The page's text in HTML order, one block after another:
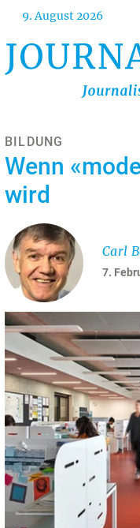
Direkt
Inhalt
9. August 2026
BILDUNG
Wenn
wird
7.
Carl